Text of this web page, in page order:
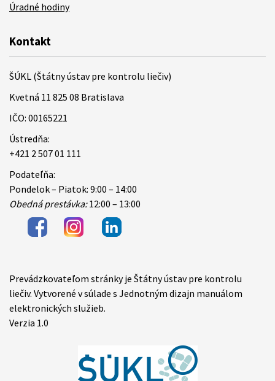
Úradné hodiny
Kontakt
ŠÚKL (Štátny ústav pre kontrolu liečiv)
Kvetná 11 825 08 Bratislava
IČO: 00165221
Ústredňa:
+421 2 507 01 111
Podateľňa:
Pondelok – Piatok: 9:00 – 14:00
Obedná prestávka:12:00 – 13:00
Items
Prevádzkovateľom stránky je Štátny ústav pre kontrolu
liečiv. Vytvorené v súlade s Jednotným dizajn manuálom
elektronických služieb.
Verzia 1.0